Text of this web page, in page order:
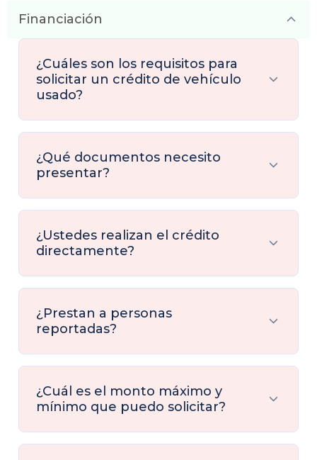
Financiación
¿Cuáles son los requisitos para
solicitar un crédito de vehículo
usado?
¿Qué documentos necesito
presentar?
¿Ustedes realizan el crédito
directamente?
¿Prestan a personas
reportadas?
¿Cuál es el monto máximo y
mínimo que puedo solicitar?